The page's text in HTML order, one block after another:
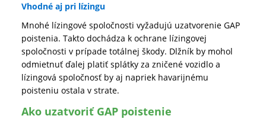
Vhodné aj pri lízingu
Mnohé lízingové spoločnosti vyžadujú uzatvorenie GAP
poistenia. Takto dochádza k ochrane lízingovej
spoločnosti v prípade totálnej škody. Dlžník by mohol
odmietnuť ďalej platiť splátky za zničené vozidlo a
lízingová spoločnosť by aj napriek havarijnému
poisteniu ostala v strate.
Ako uzatvoriť GAP poistenie